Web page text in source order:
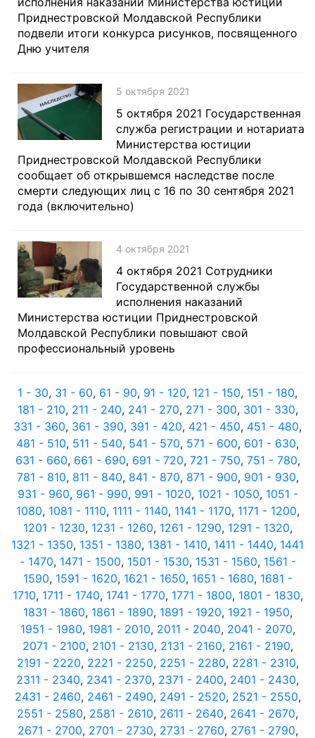
Приднестровской Молдавской Республики
подвели итоги конкурса рисунков, посвященного
Дню учителя
5 октября 2021
5 октября 2021 Государственная
служба регистрации и нотариата
Министерства юстиции
Приднестровской Молдавской Республики
сообщает об открывшемся наследстве после
смерти следующих лиц с 16 по 30 сентября 2021
года (включительно)
4 октября 2021
4 октября 2021 Сотрудники
Государственной службы
исполнения наказаний
Министерства юстиции Приднестровской
Молдавской Республики повышают свой
профессиональный уровень
1 - 30, 31 - 60, 61 - 90, 91 - 120, 121 - 150, 151 - 180,
181 - 210, 211 - 240, 241 - 270, 271 - 300, 301 - 330,
331 - 360, 361 - 390, 391 - 420, 421 - 450, 451 - 480,
481 - 510, 511 - 540, 541 - 570, 571 - 600, 601 - 630,
631 - 660, 661 - 690, 691 - 720, 721 - 750, 751 - 780,
781 - 810, 811 - 840, 841 - 870, 871 - 900, 901 - 930,
931 - 960, 961 - 990, 991 - 1020, 1021 - 1050, 1051 -
1080, 1081 - 1110, 1111 - 1140, 1141 - 1170, 1171 - 1200,
1201 - 1230, 1231 - 1260, 1261 - 1290, 1291 - 1320,
1321 - 1350, 1351 - 1380, 1381 - 1410, 1411 - 1440, 1441
- 1470, 1471 - 1500, 1501 - 1530, 1531 - 1560, 1561 -
1590, 1591 - 1620, 1621 - 1650, 1651 - 1680, 1681 -
1710, 1711 - 1740, 1741 - 1770, 1771 - 1800, 1801 - 1830,
1831 - 1860, 1861 - 1890, 1891 - 1920, 1921 - 1950,
1951 - 1980, 1981 - 2010, 2011 - 2040, 2041 - 2070,
2071 - 2100, 2101 - 2130, 2131 - 2160, 2161 - 2190,
2191 - 2220, 2221 - 2250, 2251 - 2280, 2281 - 2310,
2311 - 2340, 2341 - 2370, 2371 - 2400, 2401 - 2430,
2431 - 2460, 2461 - 2490, 2491 - 2520, 2521 - 2550,
2551 - 2580, 2581 - 2610, 2611 - 2640, 2641 - 2670,
2671 - 2700, 2701 - 2730, 2731 - 2760, 2761 - 2790,